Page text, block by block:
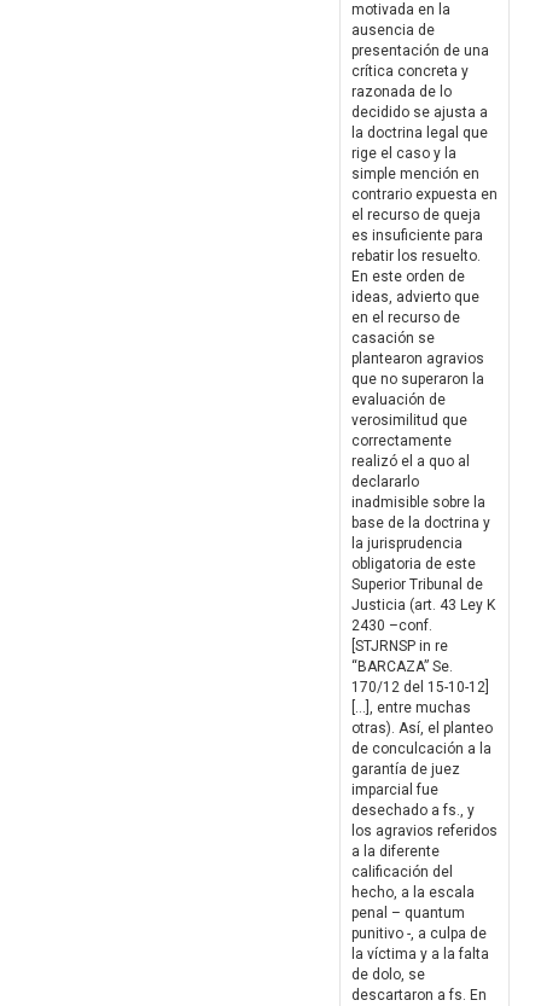
motivada en la
ausencia de
presentación de una
crítica concreta y
razonada de lo
decidido se ajusta a
la doctrina legal que
rige el caso y la
simple mención en
contrario expuesta en
el recurso de queja
es insuficiente para
rebatir los resuelto.
En este orden de
ideas, advierto que
en el recurso de
casación se
plantearon agravios
que no superaron la
evaluación de
verosimilitud que
correctamente
realizó el a quo al
declararlo
inadmisible sobre la
base de la doctrina y
la jurisprudencia
obligatoria de este
Superior Tribunal de
Justicia (art. 43 Ley K
2430 –conf.
[STJRNSP in re
“BARCAZA” Se.
170/12 del 15-10-12]
[…], entre muchas
otras). Así, el planteo
de conculcación a la
garantía de juez
imparcial fue
desechado a fs., y
los agravios referidos
a la diferente
calificación del
hecho, a la escala
penal – quantum
punitivo -, a culpa de
la víctima y a la falta
de dolo, se
descartaron a fs. En